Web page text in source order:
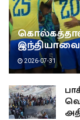
இந்தியாவை
2026-07-31